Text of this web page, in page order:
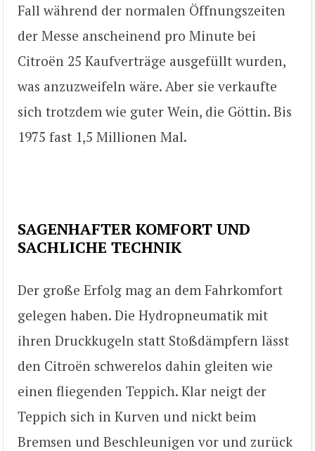
Fall während der normalen Öffnungszeiten
der Messe anscheinend pro Minute bei
Citroën 25 Kaufverträge ausgefüllt wurden,
was anzuzweifeln wäre. Aber sie verkaufte
sich trotzdem wie guter Wein, die Göttin. Bis
1975 fast 1,5 Millionen Mal.
SAGENHAFTER KOMFORT UND
SACHLICHE TECHNIK
Der große Erfolg mag an dem Fahrkomfort
gelegen haben. Die Hydropneumatik mit
ihren Druckkugeln statt Stoßdämpfern lässt
den Citroën schwerelos dahin gleiten wie
einen fliegenden Teppich. Klar neigt der
Teppich sich in Kurven und nickt beim
Bremsen und Beschleunigen vor und zurück